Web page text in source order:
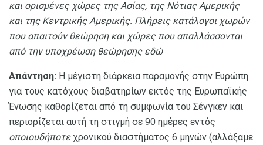
και ορισμένες χώρες της Ασίας, της Νότιας Αμερικής
και της Κεντρικής Αμερικής. Πλήρεις κατάλογοι χωρών
που απαιτούν θεώρηση και χώρες που απαλλάσσονται
από την υποχρέωση θεώρησης εδώ
Απάντηση: Η μέγιστη διάρκεια παραμονής στην Ευρώπη
για τους κατόχους διαβατηρίων εκτός της Ευρωπαϊκής
Ένωσης καθορίζεται από τη συμφωνία του Σένγκεν και
περιορίζεται αυτή τη στιγμή σε 90 ημέρες εντός
οποιουδήποτεχρονικού διαστήματος 6 μηνών (αλλάξαμε